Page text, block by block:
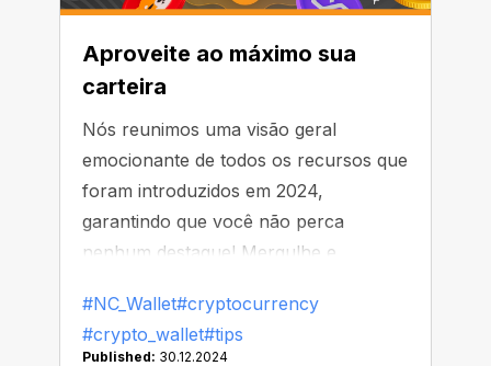
Aproveite ao máximo sua
carteira
Nós reunimos uma visão geral
emocionante de todos os recursos que
foram introduzidos em 2024,
garantindo que você não perca
nenhum destaque! Mergulhe e
experiência com a carteira.
#NC_Wallet#cryptocurrency
#crypto_wallet#tips
Published: 30.12.2024